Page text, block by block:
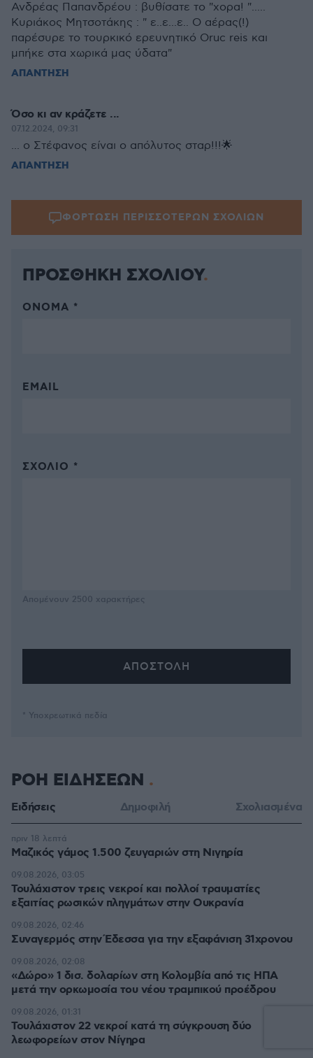
Ανδρέας Παπανδρέου : βυθίσατε το "χορα! ".....
Κυριάκος Μητσοτάκης : " ε..ε...ε.. Ο αέρας(!)
παρέσυρε το τουρκικό ερευνητικό Oruc reis και
μπήκε στα χωρικά μας ύδατα"
ΑΠΑΝΤΗΣΗ
Όσο κι αν κράζετε ...
07.12.2024, 09:31
... ο Στέφανος είναι ο απόλυτος σταρ!!!🌟
ΑΠΑΝΤΗΣΗ
ΦΟΡΤΩΣΗ ΠΕΡΙΣΣΟΤΕΡΩΝ ΣΧΟΛΙΩΝ
ΠΡΟΣΘΗΚΗ ΣΧΟΛΙΟΥ
ΌΝΟΜΑ *
EMAIL
ΣΧΌΛΙΟ *
Απομένουν 2500 χαρακτήρες
* Υποχρεωτικά πεδία
ΡΟΗ ΕΙΔΗΣΕΩΝ
Ειδήσεις Δημοφιλή Σχολιασμένα
Μαζικός γάμος 1.500 ζευγαριών στη Νιγηρία
πριν 18 λεπτά
Τουλάχιστον τρεις νεκροί και πολλοί τραυματίες
εξαιτίας ρωσικών πληγμάτων στην Ουκρανία
09.08.2026, 03:05
Συναγερμός στην Έδεσσα για την εξαφάνιση 31χρονου
09.08.2026, 02:46
«Δώρο» 1 δισ. δολαρίων στη Κολομβία από τις ΗΠΑ
μετά την ορκωμοσία του νέου τραμπικού προέδρου
09.08.2026, 02:08
Τουλάχιστον 22 νεκροί κατά τη σύγκρουση δύο
λεωφορείων στον Νίγηρα
09.08.2026, 01:31